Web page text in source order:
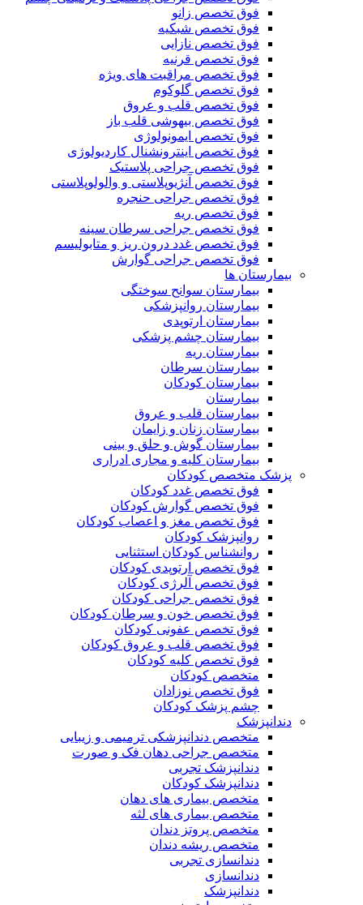
فوق تخصص زانو
فوق تخصص شبکیه
فوق تخصص نازایی
فوق تخصص قرنیه
فوق تخصص مراقبت های ویژه
فوق تخصص گلوکوم
فوق تخصص قلب و عروق
فوق تخصص بیهوشی قلب باز
فوق تخصص ایمونولوژی
فوق تخصص اینترونشنال کاردیولوژی
فوق تخصص جراحی پلاستیک
فوق تخصص آنژیوپلاستی و والولوپلاستی
فوق تخصص جراحی حنجره
فوق تخصص ریه
فوق تخصص جراحی سرطان سینه
فوق تخصص غدد درون ریز و متابولیسم
فوق تخصص جراحی گوارش
بیمارستان ها
بیمارستان سوانح سوختگی
بیمارستان روانپزشکی
بیمارستان ارتوپدی
بیمارستان چشم پزشکی
بیمارستان ریه
بیمارستان سرطان
بیمارستان کودکان
بیمارستان
بیمارستان قلب و عروق
بیمارستان زنان و زایمان
بیمارستان گوش و حلق و بینی
بیمارستان کلیه و مجاری ادراری
پزشک متخصص کودکان
فوق تخصص غدد کودکان
فوق تخصص گوارش کودکان
فوق تخصص مغز و اعصاب کودکان
روانپزشک کودکان
روانشناس کودکان استثنایی
فوق تخصص ارتوپدی کودکان
فوق تخصص آلرژی کودکان
فوق تخصص جراحی کودکان
فوق تخصص خون و سرطان کودکان
فوق تخصص عفونی کودکان
فوق تخصص قلب و عروق کودکان
فوق تخصص کلیه کودکان
متخصص کودکان
فوق تخصص نوزادان
چشم پزشک کودکان
دندانپزشک
متخصص دندانپزشکی ترمیمی و زیبایی
متخصص جراحی دهان فک و صورت
دندانپزشک تجربی
دندانپزشک کودکان
متخصص بیماری های دهان
متخصص بیماری های لثه
متخصص پروتز دندان
متخصص ریشه دندان
دندانسازی تجربی
دندانسازی
دندانپزشک